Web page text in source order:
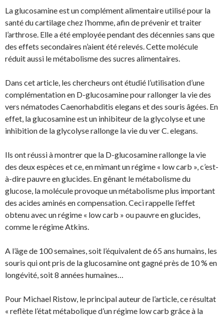
La glucosamine est un complément alimentaire utilisé pour la
santé du cartilage chez l’homme, afin de prévenir et traiter
l’arthrose. Elle a été employée pendant des décennies sans que
des effets secondaires n’aient été relevés. Cette molécule
réduit aussi le métabolisme des sucres alimentaires.
Dans cet article, les chercheurs ont étudié l’utilisation d’une
complémentation en D-glucosamine pour rallonger la vie des
vers nématodes Caenorhabditis elegans et des souris âgées. En
effet, la glucosamine est un inhibiteur de la glycolyse et une
inhibition de la glycolyse rallonge la vie du ver C. elegans.
Ils ont réussi à montrer que la D-glucosamine rallonge la vie
des deux espèces et ce, en mimant un régime « low carb », c’est-
à-dire pauvre en glucides. En gênant le métabolisme du
glucose, la molécule provoque un métabolisme plus important
des acides aminés en compensation. Ceci rappelle l’effet
obtenu avec un régime « low carb » ou pauvre en glucides,
comme le régime Atkins.
A l’âge de 100 semaines, soit l’équivalent de 65 ans humains, les
souris qui ont pris de la glucosamine ont gagné près de 10 % en
longévité, soit 8 années humaines…
Pour Michael Ristow, le principal auteur de l’article, ce résultat
« reflète l’état métabolique d’un régime low carb grâce à la